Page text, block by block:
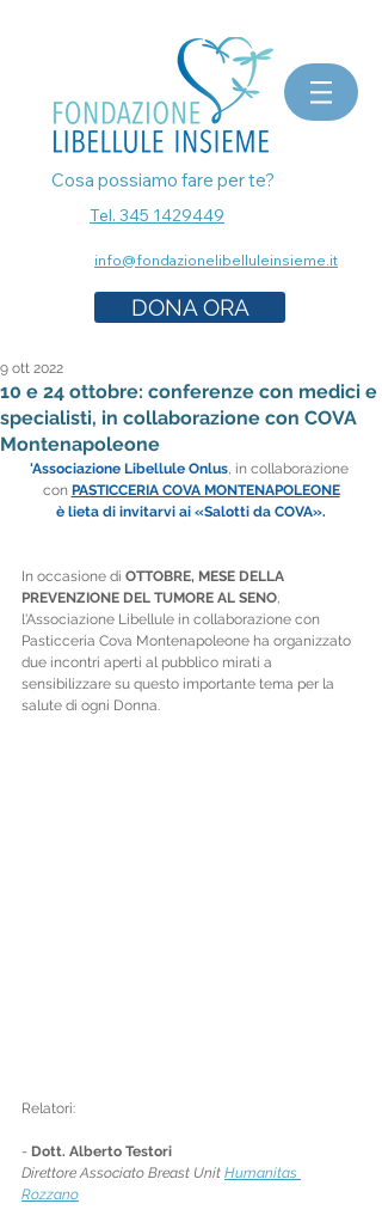
Cosa possiamo fare per te?
Tel. 345 1429449
info@fondazionelibelluleinsieme.it
DONA ORA
10 e 24 ottobre: conferenze con medici e
specialisti, in collaborazione con COVA
Montenapoleone
9 ott 2022
'Associazione Libellule Onlus, in collaborazione
con PASTICCERIA COVA MONTENAPOLEONE
è lieta di invitarvi ai «Salotti da COVA».
In occasione di OTTOBRE, MESE DELLA
PREVENZIONE DEL TUMORE AL SENO,
l'Associazione Libellule in collaborazione con
Pasticceria Cova Montenapoleone ha organizzato
due incontri aperti al pubblico mirati a
sensibilizzare su questo importante tema per la
salute di ogni Donna.
Relatori:
- Dott. Alberto Testori
Direttore Associato Breast Unit Humanitas
Rozzano